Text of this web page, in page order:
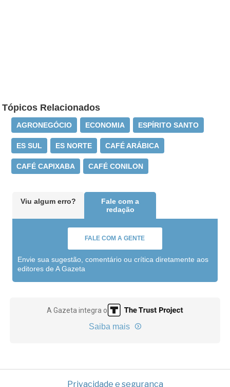
Tópicos Relacionados
AGRONEGÓCIO ECONOMIA ESPÍRITO SANTO
ES SUL ES NORTE CAFÉ ARÁBICA
CAFÉ CAPIXABA CAFÉ CONILON
Viu algum erro?
Fale com a
redação
FALE COM A GENTE
Envie sua sugestão, comentário ou crítica diretamente aos
editores de A Gazeta
A Gazeta integra o
Saiba mais
Privacidade e segurança